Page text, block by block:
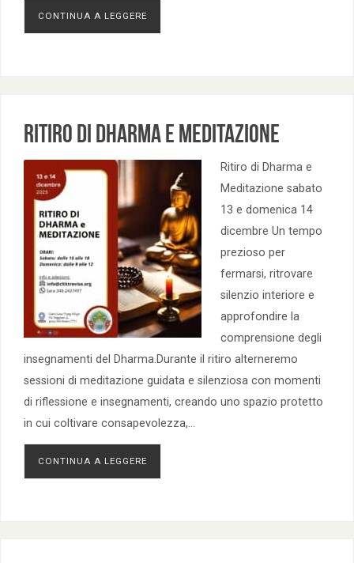
CONTINUA A LEGGERE
Ritiro di Dharma e Meditazione
Ritiro di Dharma e
Meditazione sabato
13 e domenica 14
dicembre Un tempo
prezioso per
fermarsi, ritrovare
silenzio interiore e
approfondire la
comprensione degli
insegnamenti del Dharma.Durante il ritiro alterneremo
sessioni di meditazione guidata e silenziosa con momenti
di riflessione e insegnamenti, creando uno spazio protetto
in cui coltivare consapevolezza,…
CONTINUA A LEGGERE